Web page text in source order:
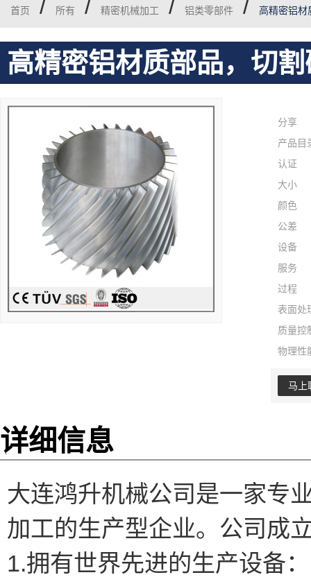
首页 / 所有 / 精密机械加工 / 铝类零部件 / 高精密铝材
高精密铝材质部品，切
分享
产品目
认证
大小
颜色
公差
设备
服务
过程
表面处
质量控
物理性
马上
详细信息
大连鸿升机械公司是一家专
加工的生产型企业。公司成
1.拥有世界先进的生产设备：